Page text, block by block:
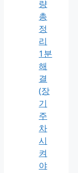
량
총
정
리
1분
해
결
(장
기
주
차
시
켜
야